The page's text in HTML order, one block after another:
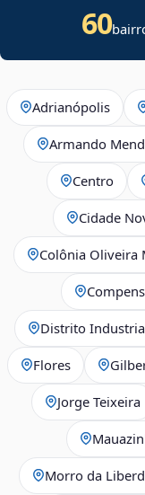
60
Adrianópolis
Armando
Centro
Cidade
Colônia Oliveira
Distrito
Flores
Jorge Teixeira
Morro da